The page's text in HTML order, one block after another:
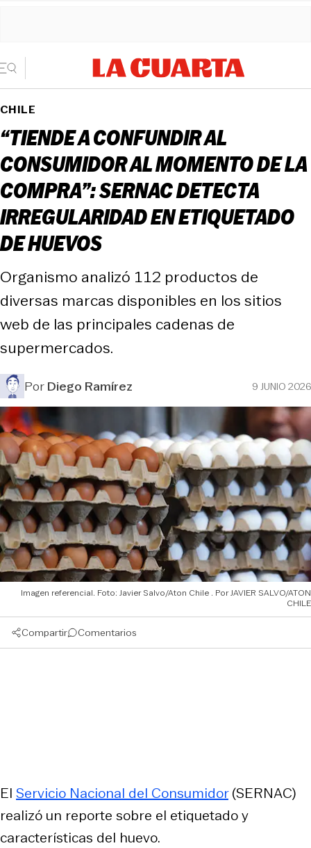
CHILE
“TIENDE A CONFUNDIR AL
CONSUMIDOR AL MOMENTO DE LA
COMPRA”: SERNAC DETECTA
IRREGULARIDAD EN ETIQUETADO
DE HUEVOS
Organismo analizó 112 productos de
diversas marcas disponibles en los sitios
web de las principales cadenas de
supermercados.
PorDiego Ramírez 9 JUNIO 2026
Imagen referencial. Foto: Javier Salvo/Aton Chile
JAVIER SALVO/ATON
CHILE
Compartir Comentarios
El Servicio Nacional del Consumidor(SERNAC)
realizó un reporte sobre el etiquetado y
características del huevo.